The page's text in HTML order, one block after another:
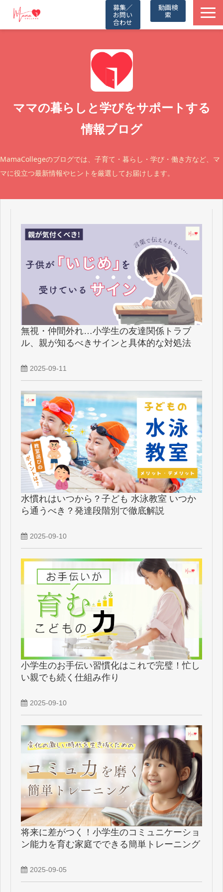
募集／
お問い
合わせ
動画検
索
取材記事
ママの暮らしと学びをサポートする
情報ブログ
MamaCollegeのブログでは、子育て・暮らし・学び・働き方など、マ
マに役立つ最新情報やヒントを厳選してお届けします。
無視・仲間外れ…小学生の友達関係トラブ
ル、親が知るべきサインと具体的な対処法
2025-09-11
水慣れはいつから？子ども 水泳教室 いつか
ら通うべき？発達段階別で徹底解説
2025-09-10
小学生のお手伝い習慣化はこれで完璧！忙し
い親でも続く仕組み作り
2025-09-10
将来に差がつく！小学生のコミュニケーショ
ン能力を育む家庭でできる簡単トレーニング
2025-09-05